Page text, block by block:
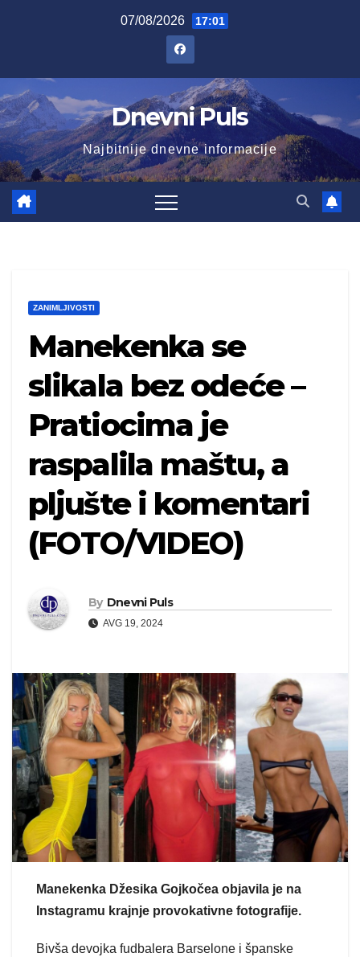
07/08/2026 17:01
Dnevni Puls
Najbitnije dnevne informacije
ZANIMLJIVOSTI
Manekenka se
slikala bez odeće –
Pratiocima je
raspalila maštu, a
pljušte i komentari
(FOTO/VIDEO)
By Dnevni Puls
AVG 19, 2024
Manekenka Džesika Gojkočea objavila je na
Instagramu krajnje provokativne fotografije.
Bivša devojka fudbalera Barselone i španske